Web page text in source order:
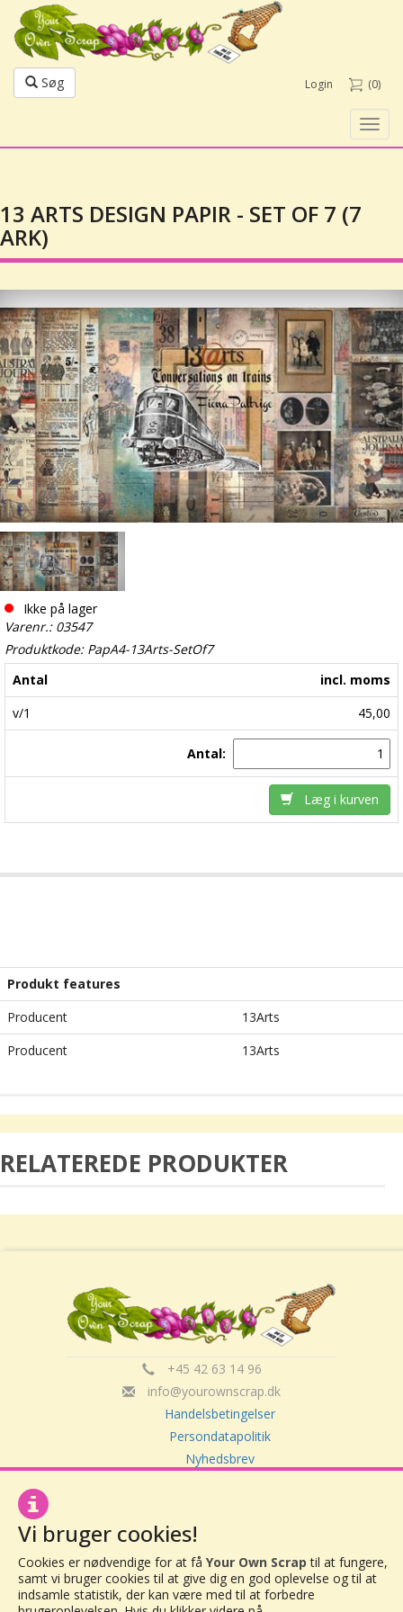
Søg Login (0)
13 ARTS DESIGN PAPIR - SET OF 7 (7
ARK)
Ikke på lager
Varenr.: 03547
Produktkode: PapA4-13Arts-SetOf7
Antal
incl. moms
v/1
45,00
Antal:
Læg i kurven
Produkt features
Producent
13Arts
Producent
13Arts
RELATEREDE PRODUKTER
+45 42 63 14 96
info@yourownscrap.dk
Handelsbetingelser
Persondatapolitik
Nyhedsbrev
CVR: 30416082
Vor Frue Hovedgade 20
4000 Roskilde
Vi bruger cookies!
Cookies er nødvendige for at få Your Own Scrap til at fungere,
samt vi bruger cookies til at give dig en god oplevelse og til at
indsamle statistik, der kan være med til at forbedre